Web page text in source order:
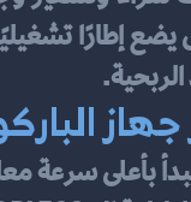
بأعلى سرعة